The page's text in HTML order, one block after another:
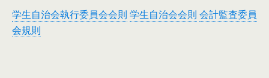
学生自治会執行委員会会則 学生自治会会則 会計監査委員
会規則